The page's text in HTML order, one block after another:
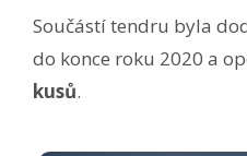
Součástí tendru byla
do konce roku 2020 a
kusů.